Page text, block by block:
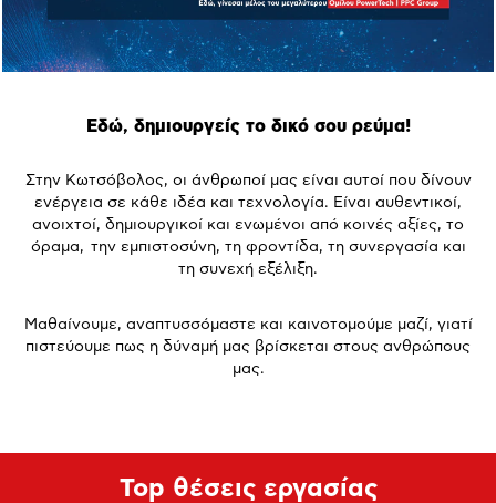
Εδώ, δημιουργείς το δικό σου ρεύμα!
Στην Κωτσόβολος, οι άνθρωποί μας είναι αυτοί που δίνουν
ενέργεια σε κάθε ιδέα και τεχνολογία. Είναι αυθεντικοί,
ανοιχτοί, δημιουργικοί και ενωμένοι από κοινές αξίες, το
όραμα, την εμπιστοσύνη, τη φροντίδα, τη συνεργασία και
τη συνεχή εξέλιξη.
Μαθαίνουμε, αναπτυσσόμαστε και καινοτομούμε μαζί, γιατί
πιστεύουμε πως η δύναμή μας βρίσκεται στους ανθρώπους
μας.
Top θέσεις εργασίας